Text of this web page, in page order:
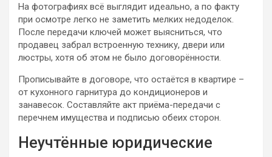
На фотографиях всё выглядит идеально, а по факту
при осмотре легко не заметить мелких недоделок.
После передачи ключей может выясниться, что
продавец забрал встроенную технику, двери или
люстры, хотя об этом не было договорённости.
Прописывайте в договоре, что остаётся в квартире –
от кухонного гарнитура до кондиционеров и
занавесок. Составляйте акт приёма-передачи с
перечнем имущества и подписью обеих сторон.
Неучтённые юридические